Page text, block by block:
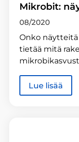
Mikrobit:
08/2020
Onko näytteitä
tietää mitä
Lue lisää